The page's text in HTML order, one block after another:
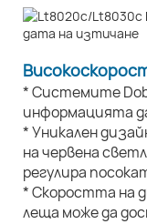
* Системите
информацията
* Уникален
на червена
регулира
* Скоростта на
леща може да